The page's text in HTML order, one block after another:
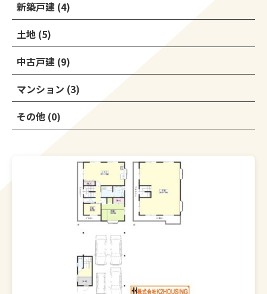
新築戸建 (4)
土地 (5)
中古戸建 (9)
マンション (3)
その他 (0)